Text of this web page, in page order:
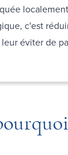
c'est
éviter de